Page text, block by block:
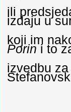
ili
izdaju u
koji im
Porini to
izvedbu